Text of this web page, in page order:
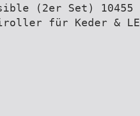
(2er Set) 10455
für Keder &